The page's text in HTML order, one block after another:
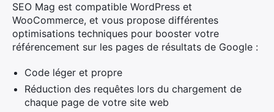
SEO Mag est compatible WordPress et
WooCommerce, et vous propose différentes
optimisations techniques pour booster votre
référencement sur les pages de résultats de Google :
Code léger et propre
Réduction des requêtes lors du chargement de
chaque page de votre site web